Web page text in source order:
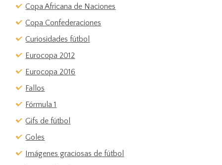
Copa Africana de Naciones
Copa Confederaciones
Curiosidades fútbol
Eurocopa 2012
Eurocopa 2016
Fallos
Fórmula 1
Gifs de fútbol
Goles
Imágenes graciosas de fútbol